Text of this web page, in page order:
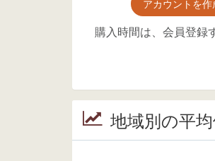
アカウントを作
購入時間は、会員登録
地域別の平